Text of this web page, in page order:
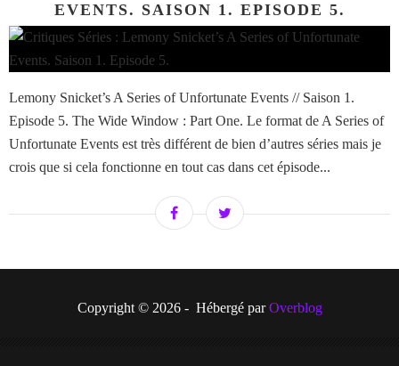
EVENTS. SAISON 1. EPISODE 5.
Lemony Snicket’s A Series of Unfortunate Events // Saison 1.
Episode 5. The Wide Window : Part One. Le format de A Series of
Unfortunate Events est très différent de bien d’autres séries mais je
crois que si cela fonctionne en tout cas dans cet épisode...
Copyright © 2026 - Hébergé parOverblog